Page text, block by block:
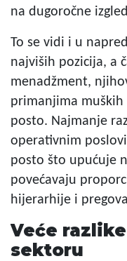
na dugoročne
To se vidi i u
najviših pozicija, a
menadžment,
primanjima muških
posto. Najmanje
operativnim
posto što upućuje
povećavaju
hijerarhije i
Veće
sektoru